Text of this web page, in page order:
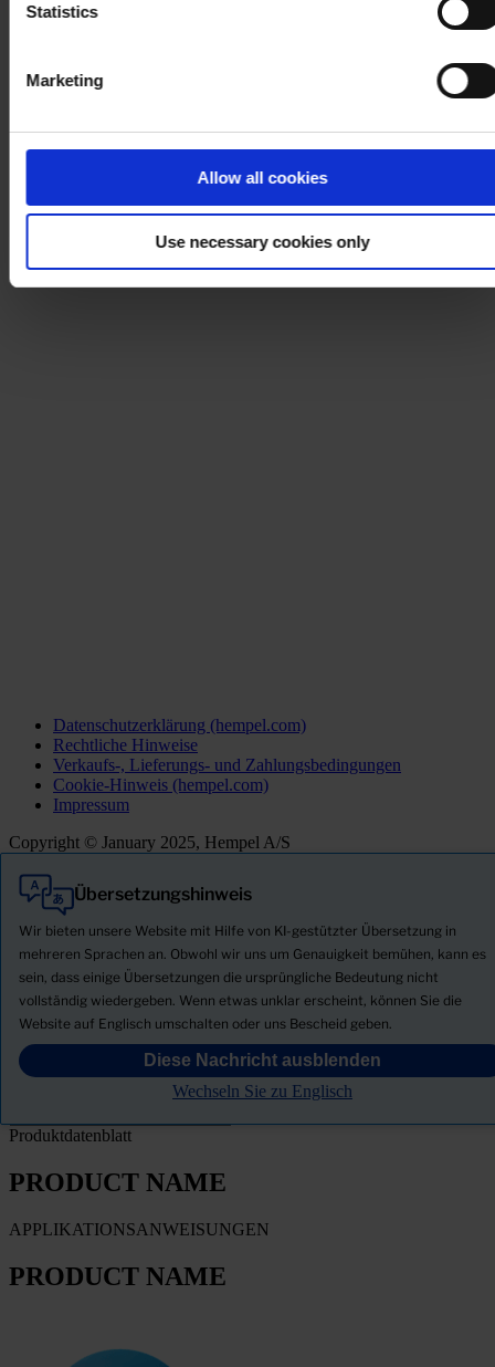
Statistics
Marketing
Allow all cookies
Use necessary cookies only
Datenschutzerklärung (hempel.com)
Rechtliche Hinweise
Verkaufs-, Lieferungs- und Zahlungsbedingungen
Cookie-Hinweis (hempel.com)
Impressum
Copyright © January 2025, Hempel A/S
Übersetzungshinweis
Wir bieten unsere Website mit Hilfe von KI-gestützter Übersetzung in
mehreren Sprachen an. Obwohl wir uns um Genauigkeit bemühen, kann es
sein, dass einige Übersetzungen die ursprüngliche Bedeutung nicht
vollständig wiedergeben. Wenn etwas unklar erscheint, können Sie die
Website auf Englisch umschalten oder uns Bescheid geben.
Diese Nachricht ausblenden
Wechseln Sie zu Englisch
Alle
Produkte
Sicherheitsdatenblatt herunterladen
PRODUCT NAME
FILTER
Produktdatenblatt
PRODUCT NAME
APPLIKATIONSANWEISUNGEN
PRODUCT NAME